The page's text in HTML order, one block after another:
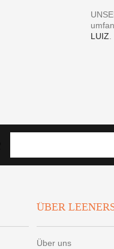
LUIZ.
ÜBER
Über uns